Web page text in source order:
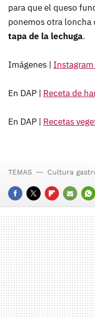
para que el queso
ponemos otra loncha
tapa de la lechuga.
Imágenes |
En DAP | Receta de
En DAP | Recetas
FACEBOOK
TWITTERFLIPBOARD
E-
MAIL
TEMAS Cultura